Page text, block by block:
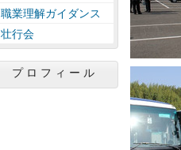
職業理解ガイダンス
壮行会
プロフィール